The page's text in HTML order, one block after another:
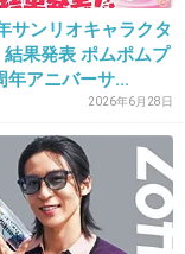
ブスに変身し
-3
サンリオキャラクタ
結果発表 ポムポムプ
年アニバーサ...
2026年6月28日